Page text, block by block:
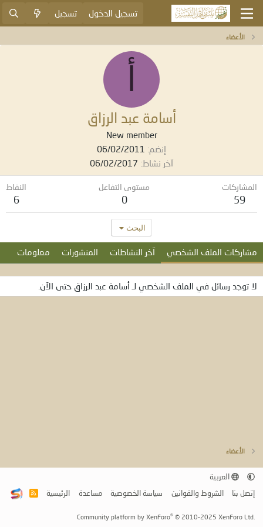
تسجيل الدخول تسجيل
الأعضاء
أسامة عبد الرزاق
New member
إنضم
06/02/2011
آخر نشاط 06/02/2017
المشاركات
59
مستوى التفاعل
0
النقاط
6
البحث
مشاركات الملف الشخصي آخر النشاطات المنشورات معلومات
لا توجد رسائل في الملف الشخصي لـ أسامة عبد الرزاق حتى الآن.
الأعضاء
العربية
إتصل بنا
الشروط والقوانين سياسة الخصوصية مساعدة الرئيسية
R
Community platform by XenForo® © 2010-2025 XenForo Ltd.